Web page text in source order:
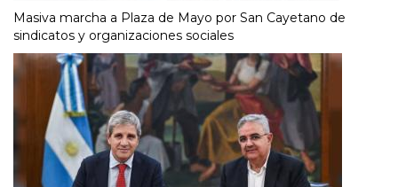
Masiva marcha a Plaza de Mayo por San Cayetano de
sindicatos y organizaciones sociales